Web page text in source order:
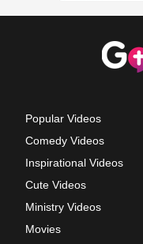
Popular Videos
Comedy Videos
Inspirational Videos
Cute Videos
Ministry Videos
Movies